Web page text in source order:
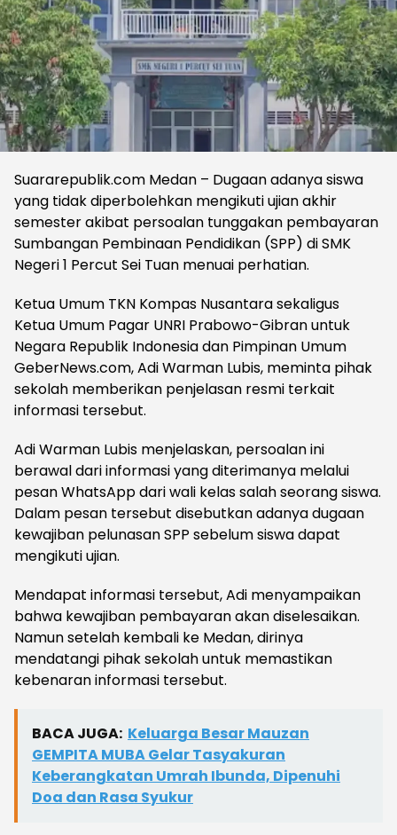
Suararepublik.com Medan – Dugaan adanya siswa
yang tidak diperbolehkan mengikuti ujian akhir
semester akibat persoalan tunggakan pembayaran
Sumbangan Pembinaan Pendidikan (SPP) di SMK
Negeri 1 Percut Sei Tuan menuai perhatian.
Ketua Umum TKN Kompas Nusantara sekaligus
Ketua Umum Pagar UNRI Prabowo-Gibran untuk
Negara Republik Indonesia dan Pimpinan Umum
GeberNews.com, Adi Warman Lubis, meminta pihak
sekolah memberikan penjelasan resmi terkait
informasi tersebut.
Adi Warman Lubis menjelaskan, persoalan ini
berawal dari informasi yang diterimanya melalui
pesan WhatsApp dari wali kelas salah seorang siswa.
Dalam pesan tersebut disebutkan adanya dugaan
kewajiban pelunasan SPP sebelum siswa dapat
mengikuti ujian.
Mendapat informasi tersebut, Adi menyampaikan
bahwa kewajiban pembayaran akan diselesaikan.
Namun setelah kembali ke Medan, dirinya
mendatangi pihak sekolah untuk memastikan
kebenaran informasi tersebut.
BACA JUGA: Keluarga Besar Mauzan
GEMPITA MUBA Gelar Tasyakuran
Keberangkatan Umrah Ibunda, Dipenuhi
Doa dan Rasa Syukur